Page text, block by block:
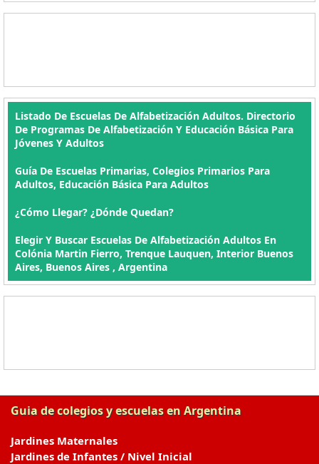
Listado De Escuelas De Alfabetización Adultos. Directorio
De Programas De Alfabetización Y Educación Básica Para
Jóvenes Y Adultos
Guía De Escuelas Primarias, Colegios Primarios Para
Adultos, Educación Básica Para Adultos
¿Cómo Llegar? ¿Dónde Quedan?
Elegir Y Buscar Escuelas De Alfabetización Adultos En
Colónia Martin Fierro, Trenque Lauquen, Interior Buenos
Aires, Buenos Aires , Argentina
Guia de colegios y escuelas en Argentina
Jardines Maternales
Jardines de Infantes / Nivel Inicial